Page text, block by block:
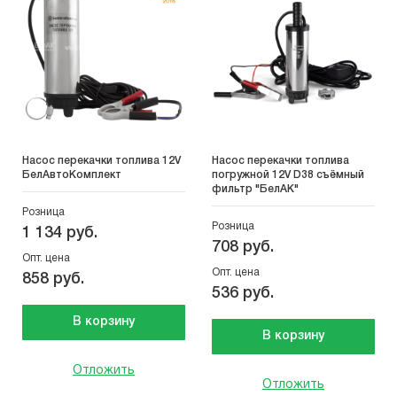
Насос перекачки топлива 12V
БелАвтоКомплект
Розница
1 134 руб.
Опт. цена
858 руб.
В корзину
Отложить
Насос перекачки топлива
погружной 12V D38 съёмный
фильтр "БелАК"
Розница
708 руб.
Опт. цена
536 руб.
В корзину
Отложить